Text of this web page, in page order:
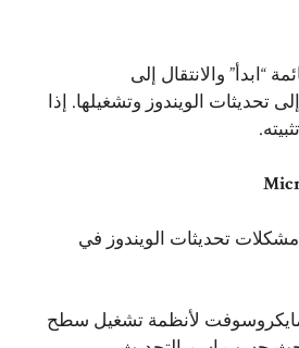
والانتقال إلى
تحديثات الويندوز وتشغيلها. إذا
وتحديثها يدويًا على جهاز الكمبيوتر الذي يعمل بنظام ويندوز 10 لحل مشكلات تحديثات الويندوز في
مايكروسوفت لأنظمة تشغيل سطح